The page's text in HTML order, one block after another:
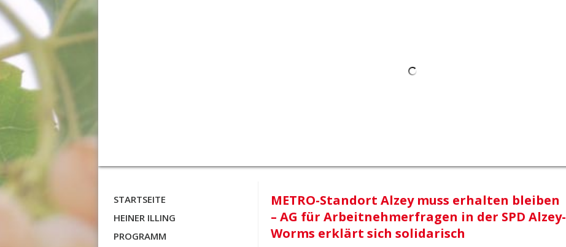
STARTSEITE
HEINER ILLING
PROGRAMM
METRO-Standort Alzey muss erhalten bleiben
– AG für Arbeitnehmerfragen in der SPD Alzey-
Worms erklärt sich solidarisch